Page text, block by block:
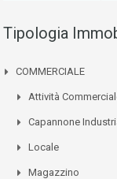
Tipologia
COMMERCIALE
Attività
Capannone
Locale
Magazzino